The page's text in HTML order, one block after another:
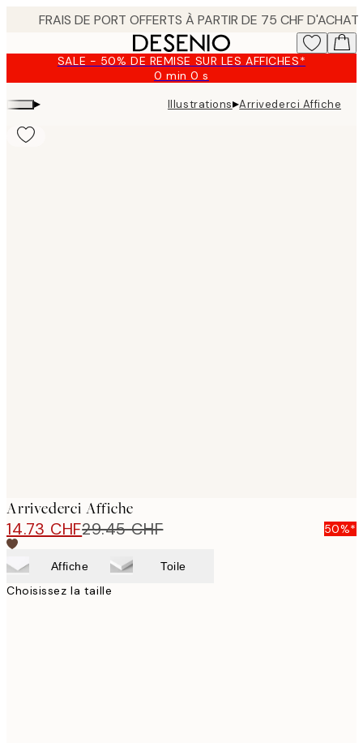
content.SALE - 50% DE REMISE SUR LES AFFICHES*
0 min0 s
Valable
jusqu'au
:
▸ Illustrations▸Arrivederci Affiche
Arrivederci Affiche
14.73 CHF29.45 CHF 50%*
Affiche Toile
Choisissez la taille